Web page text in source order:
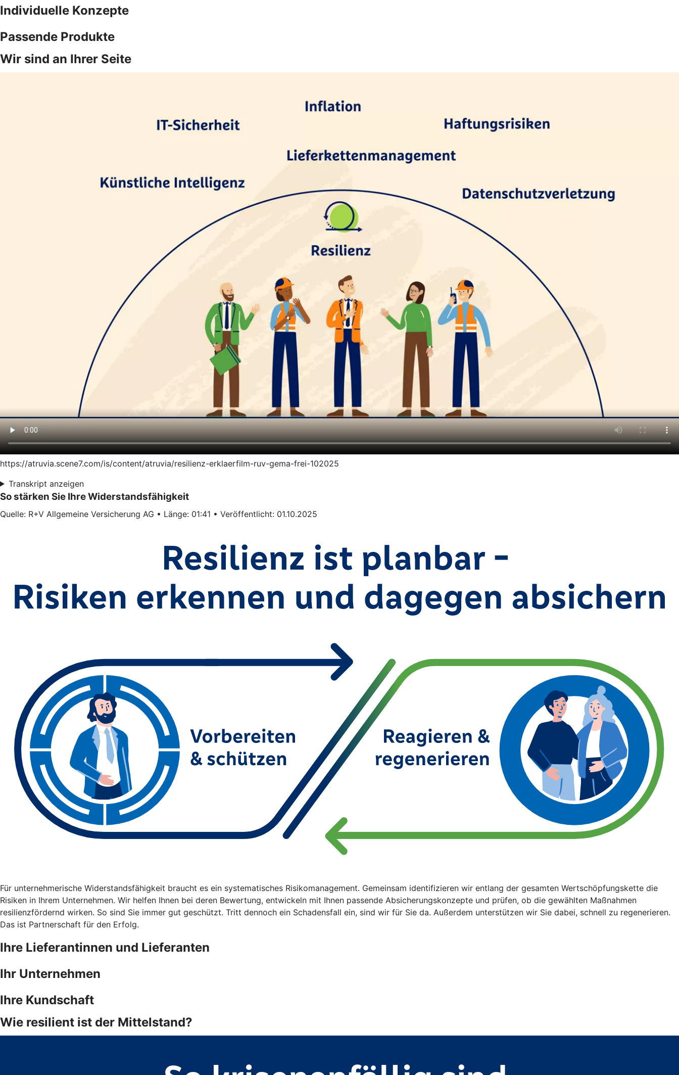
Individuelle Konzepte
Passende Produkte
Wir sind an Ihrer Seite
https://atruvia.scene7.com/is/content/atruvia/resilienz-erklaerfilm-ruv-gema-frei-102025
Transkript anzeigen
So stärken Sie Ihre Widerstandsfähigkeit
Quelle: R+V Allgemeine Versicherung AG • Länge: 01:41 • Veröffentlicht: 01.10.2025
Für unternehmerische Widerstandsfähigkeit braucht es ein systematisches Risikomanagement. Gemeinsam identifizieren wir entlang der gesamten Wertschöpfungskette die
Risiken in Ihrem Unternehmen. Wir helfen Ihnen bei deren Bewertung, entwickeln mit Ihnen passende Absicherungskonzepte und prüfen, ob die gewählten Maßnahmen
resilienzfördernd wirken. So sind Sie immer gut geschützt. Tritt dennoch ein Schadensfall ein, sind wir für Sie da. Außerdem unterstützen wir Sie dabei, schnell zu regenerieren.
Das ist Partnerschaft für den Erfolg.
Ihre Lieferantinnen und Lieferanten
Ihr Unternehmen
Ihre Kundschaft
Wie resilient ist der Mittelstand?